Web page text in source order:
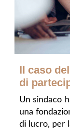
Il caso
di
Un sindaco
una
di lucro, per